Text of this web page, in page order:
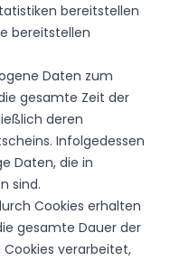
bereitstellen
bereitstellen
Daten zum
gesamte Zeit der
deren
Infolgedessen
Daten, die in
sind.
Cookies erhalten
gesamte Dauer der
verarbeitet,